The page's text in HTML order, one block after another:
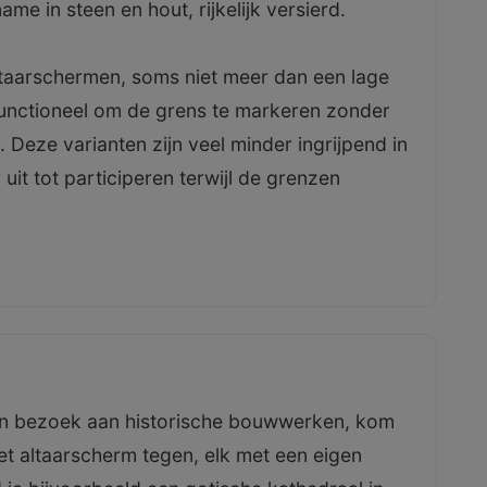
in steen en hout, rijkelijk versierd.
soms niet meer dan een lage
om de grens te markeren zonder
varianten zijn veel minder ingrijpend in
tot participeren terwijl de grenzen
bezoek aan historische bouwwerken, kom
altaarscherm tegen, elk met een eigen